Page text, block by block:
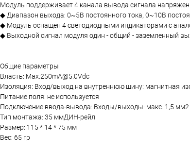
Модуль поддерживает 4 канала вывода сигнала
◆ Диапазон выхода: 0~5В постоянного тока, 0~10В
◆ Модуль оснащен 4 светодиодными индикаторами с
◆ Выходной сигнал модуля один - общий - заземленный
Общие параметры
Власть: Max.250mA@5.0Vdc
Изоляция: Вход/выход на внутреннюю шину: магнитная
Питание поля: не используется
Подключение ввода-вывода: Входы/выходы: макс. 1,5 мм2
Тип монтажа: 35 ммДИН-рейл
Размер: 115 * 14 * 75 мм
Вес: 65 гр